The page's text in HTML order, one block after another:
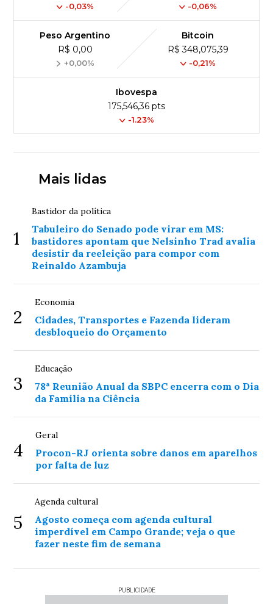
-0,03% -0,06%
Peso Argentino
R$ 0,00
+0,00%
Bitcoin
R$ 348,075,39
-0,21%
Ibovespa
175,546,36 pts
-1.23%
Mais lidas
1
Bastidor da política
Tabuleiro do Senado pode virar em MS:
bastidores apontam que Nelsinho Trad avalia
desistir da reeleição para compor com
Reinaldo Azambuja
2
Economia
Cidades, Transportes e Fazenda lideram
desbloqueio do Orçamento
3
Educação
78ª Reunião Anual da SBPC encerra com o Dia
da Família na Ciência
4
Geral
Procon-RJ orienta sobre danos em aparelhos
por falta de luz
5
Agenda cultural
Agosto começa com agenda cultural
imperdível em Campo Grande; veja o que
fazer neste fim de semana
PUBLICIDADE